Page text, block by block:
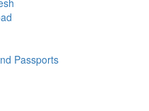
Passports